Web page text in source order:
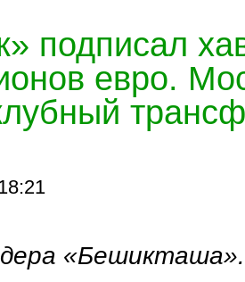
подписал
евро.
«Бешикташа».